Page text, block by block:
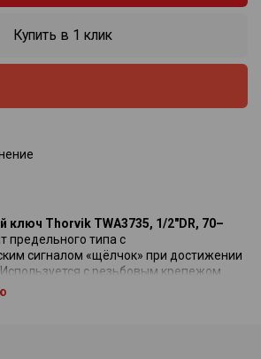
Купить в 1 клик
ключ Thorvik TWA3735, 1/2"DR, 70–
предельного типа с
сигналом «щёлчок» при достижении
с резьбовым крепежом